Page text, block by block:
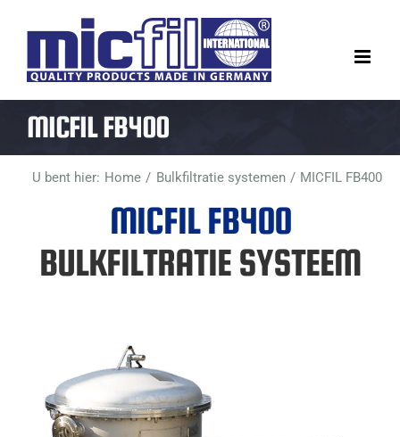
inhoud
MICFIL FB400
U bent hier: Home Bulkfiltratie systemen MICFIL FB400
MICFIL FB400
BULKFILTRATIE SYSTEEM